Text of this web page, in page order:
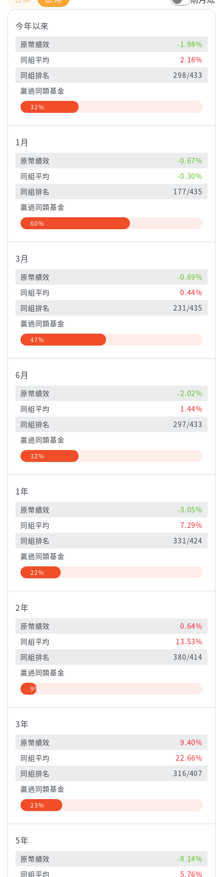
今年以來
原幣績效
-1.98%
同組平均
2.18%
同組排名
298/433
贏過同類基金
32%
1月
原幣績效
-0.67%
同組平均
-0.30%
同組排名
177/435
贏過同類基金
60%
3月
原幣績效
-0.69%
同組平均
0.44%
同組排名
231/435
贏過同類基金
47%
6月
原幣績效
-2.02%
同組平均
1.44%
同組排名
297/433
贏過同類基金
32%
1年
原幣績效
-3.05%
同組平均
7.29%
同組排名
331/424
贏過同類基金
22%
2年
原幣績效
0.64%
同組平均
13.53%
同組排名
380/414
贏過同類基金
9%
3年
原幣績效
9.40%
同組平均
22.66%
同組排名
316/407
贏過同類基金
23%
5年
原幣績效
-8.14%
同組平均
5.76%